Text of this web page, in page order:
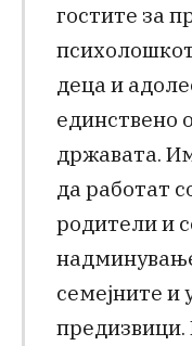
гостите за
деца и
единствено
државата.
да работат
родители и
семејните
предизвици.